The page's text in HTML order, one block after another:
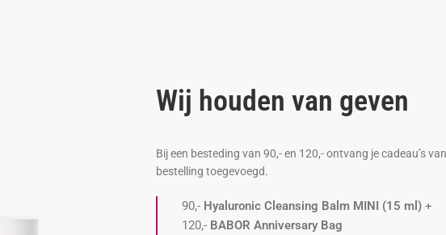
Wij houden van geven
Bij een besteding van 90,- en 120,- ontvang je cadeau’s
bestelling toegevoegd.
90,- Hyaluronic Cleansing Balm MINI (15 ml) +
120,- BABOR Anniversary Bag